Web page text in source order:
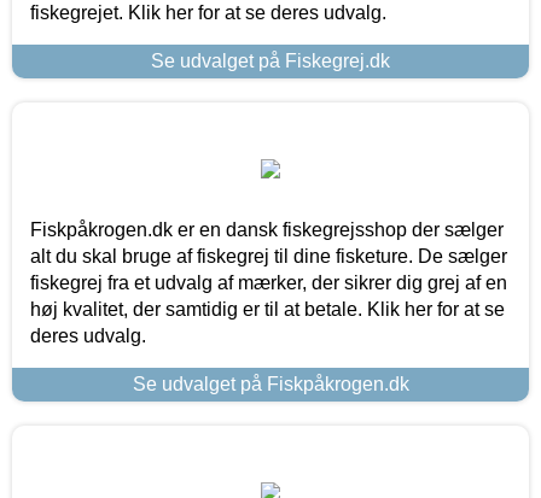
fiskegrejet. Klik her for at se deres udvalg.
Se udvalget på Fiskegrej.dk
Fiskpåkrogen.dk er en dansk fiskegrejsshop der sælger
alt du skal bruge af fiskegrej til dine fisketure. De sælger
fiskegrej fra et udvalg af mærker, der sikrer dig grej af en
høj kvalitet, der samtidig er til at betale. Klik her for at se
deres udvalg.
Se udvalget på Fiskpåkrogen.dk